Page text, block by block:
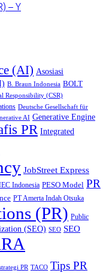
– Y
(AI) Asosiasi
B. Braun Indonesia BOLT
Responsibility (CSR)
Deutsche Gesellschaft für
AI Generative Engine
PR Integrated
JobStreet Express
Indonesia PESO Model PR
PT Amerta Indah Otsuka
(PR) Public
(SEO) SEO SEO
PR TACO Tips PR